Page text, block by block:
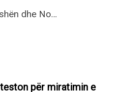
dhe No…
për miratimin e